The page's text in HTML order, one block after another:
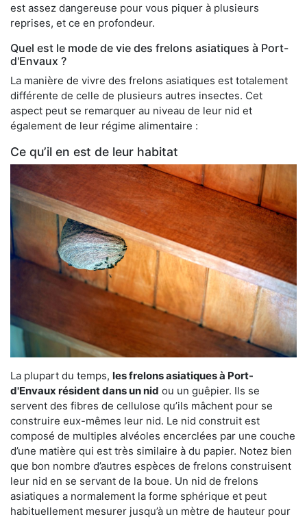
est assez dangereuse pour vous piquer à plusieurs
reprises, et ce en profondeur.
Quel est le mode de vie des frelons asiatiques à Port-
d'Envaux ?
La manière de vivre des frelons asiatiques est totalement
différente de celle de plusieurs autres insectes. Cet
aspect peut se remarquer au niveau de leur nid et
également de leur régime alimentaire :
Ce qu’il en est de leur habitat
La plupart du temps, les frelons asiatiques à Port-
d'Envaux résident dans un nid ou un guêpier. Ils se
servent des fibres de cellulose qu’ils mâchent pour se
construire eux-mêmes leur nid. Le nid construit est
composé de multiples alvéoles encerclées par une couche
d’une matière qui est très similaire à du papier. Notez bien
que bon nombre d’autres espèces de frelons construisent
leur nid en se servant de la boue. Un nid de frelons
asiatiques a normalement la forme sphérique et peut
habituellement mesurer jusqu’à un mètre de hauteur pour